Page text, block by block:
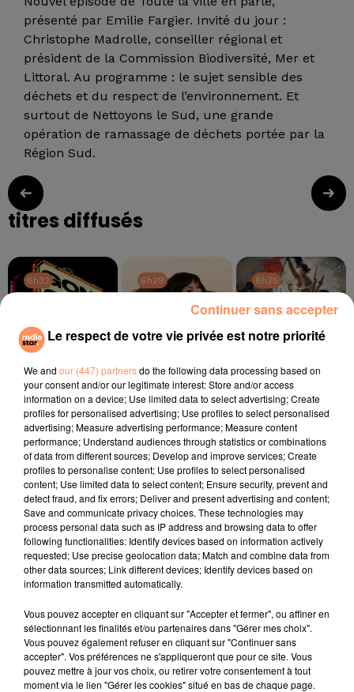
présenté par Emilie Fargier. Invité du jour :
Christophe Madrolle, conseiller régional et
président de la Commission Biodiversité, Mer et
Littoral. Au programme : le sujet sensible des
déchets et du respect de l’environnement. Et
surtout de Nettoyons le Sud, une grande
opération de ramassage de déchets portée par la
Région Sud.
titres diffusés
6h32
6h32
DAVID GUETTA, TEDDY
SWIMS, TONES
Gone Gone Gone
6h29
6h29
ORIA
Soirée Mondaine
(remix)
6h25
6h25
COLDPLAY
Viva La Vida
l'horoscope
Bélier Taureau Gémeaux
Le respect de votre vie privée est notre priorité
We and our (447) partnersdo the following data processing based on
your consent and/or our legitimate interest: Store and/or access
information on a device; Use limited data to select advertising; Create
profiles for personalised advertising; Use profiles to select personalised
advertising; Measure advertising performance; Measure content
performance; Understand audiences through statistics or combinations
of data from different sources; Develop and improve services; Create
profiles to personalise content; Use profiles to select personalised
content; Use limited data to select content; Ensure security, prevent and
detect fraud, and fix errors; Deliver and present advertising and content;
Save and communicate privacy choices. These technologies may
process personal data such as IP address and browsing data to offer
following functionalities: Identify devices based on information actively
requested; Use precise geolocation data; Match and combine data from
other data sources; Link different devices; Identify devices based on
information transmitted automatically.
Vous pouvez accepter en cliquant sur "Accepter et fermer", ou affiner en
sélectionnant les finalités et/ou partenaires dans "Gérer mes choix".
Vous pouvez également refuser en cliquant sur "Continuer sans
accepter". Vos préférences ne s'appliqueront que pour ce site. Vous
pouvez mettre à jour vos choix, ou retirer votre consentement à tout
moment via le lien "Gérer les cookies" situé en bas de chaque page.
Continuer sans accepter